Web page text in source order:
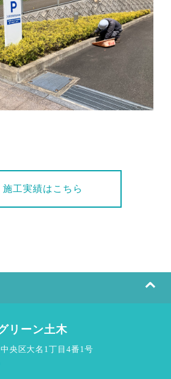
施工実績はこちら
⌃
リーン土木
央区大名1丁目4番1号